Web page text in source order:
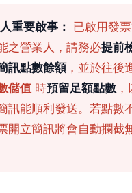
重要啟事： 已啟用發
之營業人，請務必提前
訊點數餘額，並於往後
儲值 時預留足額點數
訊能順利發送。若點數
開立簡訊將會自動攔截